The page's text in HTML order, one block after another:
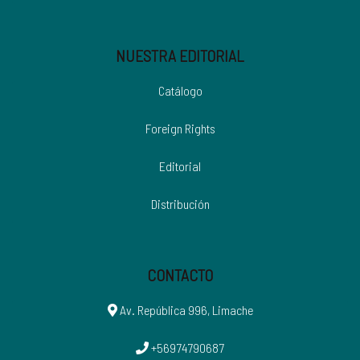
NUESTRA EDITORIAL
Catálogo
Foreign Rights
Editorial
Distribución
CONTACTO
Av. República 996, Limache
+56974790687